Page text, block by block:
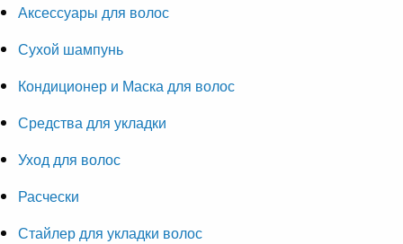
Аксессуары для волос
Сухой шампунь
Кондиционер и Маска для волос
Средства для укладки
Уход для волос
Расчески
Стайлер для укладки волос